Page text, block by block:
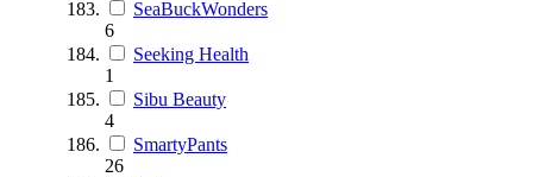
SeaBuckWonders
6
Seeking Health
1
Sibu Beauty
4
SmartyPants
26